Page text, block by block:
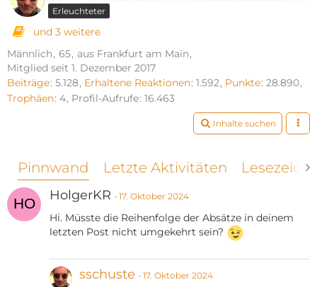
Erleuchteter
und 3 weitere
Männlich 65 aus Frankfurt am Main
Mitglied seit 1. Dezember 2017
Beiträge 5.128 Erhaltene Reaktionen 1.592 Punkte 28.890
Trophäen 4 Profil-Aufrufe 16.463
Inhalte suchen
Pinnwand Letzte Aktivitäten
HolgerKR 17. Oktober 2024
Hi. Müsste die Reihenfolge der Absätze in deinem
letzten Post nicht umgekehrt sein?
sschuste 17. Oktober 2024